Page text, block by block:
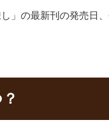
」の最新刊の発売日